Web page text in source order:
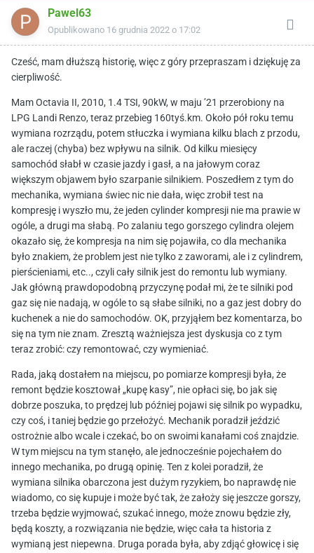
Pawel63
Opublikowano 16 grudnia 2022 o 17:02
Cześć, mam dłuższą historię, więc z góry przepraszam i dziękuję za
cierpliwość.
Mam Octavia II, 2010, 1.4 TSI, 90kW, w maju ’21 przerobiony na
LPG Landi Renzo, teraz przebieg 160tyś.km. Około pół roku temu
wymiana rozrządu, potem stłuczka i wymiana kilku blach z przodu,
ale raczej (chyba) bez wpływu na silnik. Od kilku miesięcy
samochód słabł w czasie jazdy i gasł, a na jałowym coraz
większym objawem było szarpanie silnikiem. Poszedłem z tym do
mechanika, wymiana świec nic nie dała, więc zrobił test na
kompresję i wyszło mu, że jeden cylinder kompresji nie ma prawie w
ogóle, a drugi ma słabą. Po zalaniu tego gorszego cylindra olejem
okazało się, że kompresja na nim się pojawiła, co dla mechanika
było znakiem, że problem jest nie tylko z zaworami, ale i z cylindrem,
pierścieniami, etc.., czyli cały silnik jest do remontu lub wymiany.
Jak główną prawdopodobną przyczynę podał mi, że te silniki pod
gaz się nie nadają, w ogóle to są słabe silniki, no a gaz jest dobry do
kuchenek a nie do samochodów. OK, przyjąłem bez komentarza, bo
się na tym nie znam. Zresztą ważniejsza jest dyskusja co z tym
teraz zrobić: czy remontować, czy wymieniać.
Rada, jaką dostałem na miejscu, po pomiarze kompresji była, że
remont będzie kosztował „kupę kasy”, nie opłaci się, bo jak się
dobrze poszuka, to prędzej lub później pojawi się silnik po wypadku,
czy coś, i taniej będzie go przełożyć. Mechanik poradził jeździć
ostrożnie albo wcale i czekać, bo on swoimi kanałami coś znajdzie.
W tym miejscu na tym stanęło, ale jednocześnie pojechałem do
innego mechanika, po drugą opinię. Ten z kolei poradził, że
wymiana silnika obarczona jest dużym ryzykiem, bo naprawdę nie
wiadomo, co się kupuje i może być tak, że założy się jeszcze gorszy,
trzeba będzie wyjmować, szukać innego, może znowu będzie zły,
będą koszty, a rozwiązania nie będzie, więc cała ta historia z
wymianą jest niepewna. Druga porada była, aby zdjąć głowicę i się